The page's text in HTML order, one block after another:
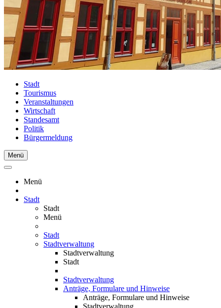
Stadt
Tourismus
Veranstaltungen
Wirtschaft
Standesamt
Politik
Bürgermeldung
Menü
Menü
Stadt
Stadt
Menü
Stadt
Stadtverwaltung
Stadtverwaltung
Stadt
Stadtverwaltung
Anträge, Formulare und Hinweise
Anträge, Formulare und Hinweise
Stadtverwaltung